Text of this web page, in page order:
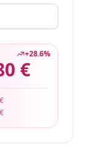
+28.6%
€